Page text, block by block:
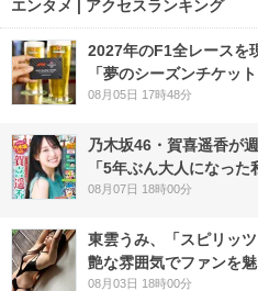
エンタメ | アクセスランキング
2027年のF1全レースを
「夢のシーズンチケッ
08月05日 17時48分
乃木坂46・賀喜遥香が
「5年ぶん大人になった
08月07日 18時00分
東雲うみ、「スピリッ
艶な雰囲気でファンを魅
08月03日 18時00分